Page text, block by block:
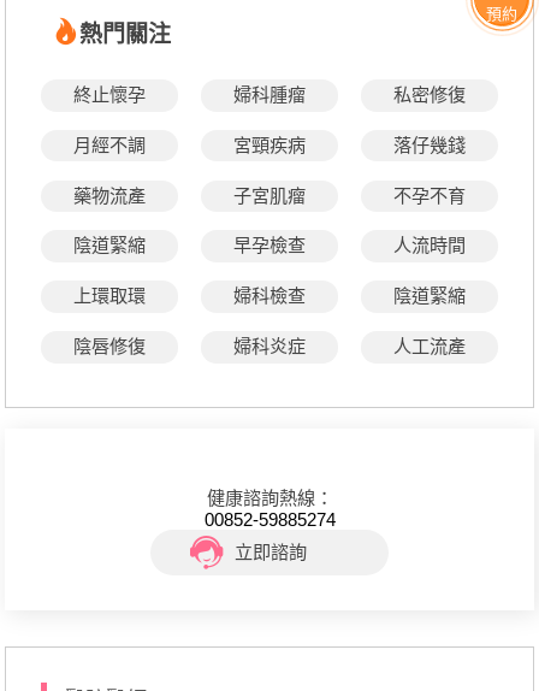
熱門關注
終止懷孕 婦科腫瘤 私密修復
月經不調 宮頸疾病 落仔幾錢
藥物流產 子宮肌瘤 不孕不育
陰道緊縮 早孕檢查 人流時間
上環取環 婦科檢查 陰道緊縮
陰唇修復 婦科炎症 人工流產
健康諮詢熱線：
00852-59885274
立即諮詢
預約